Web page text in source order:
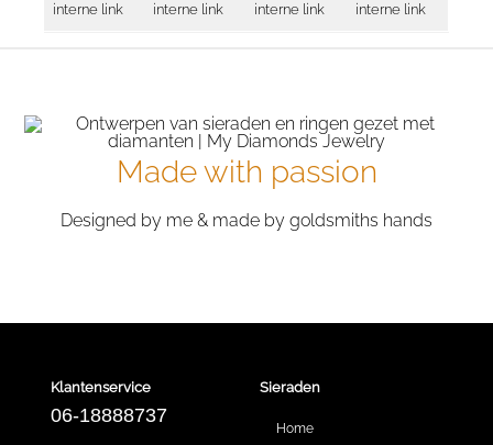
interne link interne link interne link interne link
Made with passion
Designed by me & made by goldsmiths hands
Klantenservice
06-18888737
Sieraden
Home